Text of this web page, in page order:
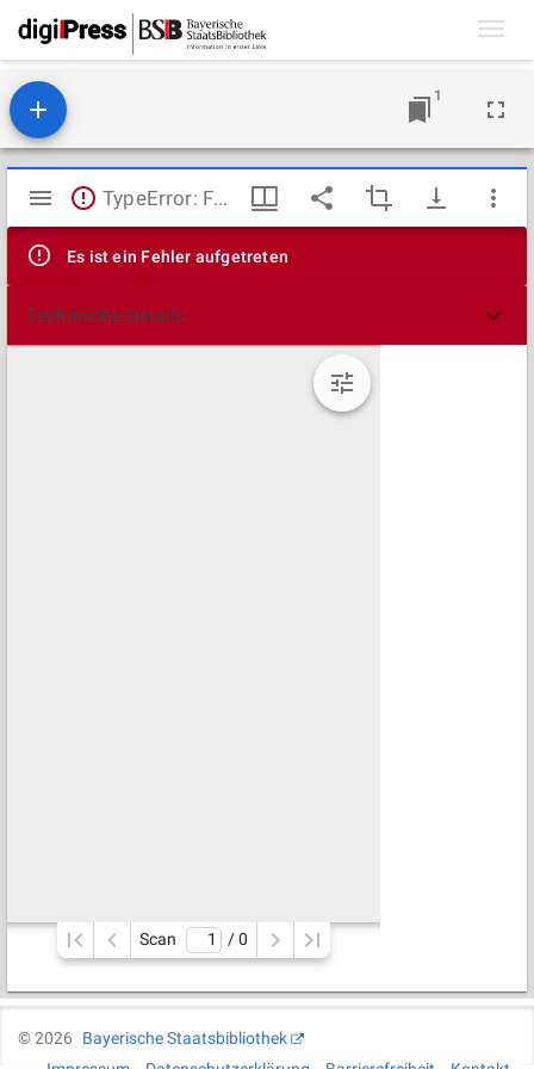
1
Mirador
Viewer
TypeError: Failed to fetch
Es ist ein Fehler aufgetreten
Technische Details
Scan / 0
©2026
Bayerische Staatsbibliothek